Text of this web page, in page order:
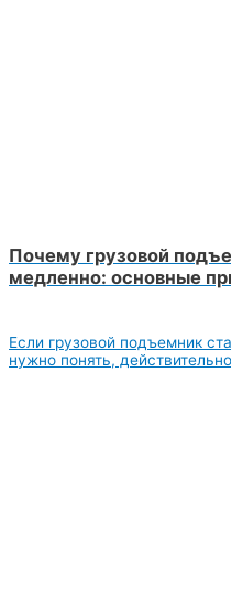
Почему грузовой
медленно: основные
Если грузовой подъемник
нужно понять,